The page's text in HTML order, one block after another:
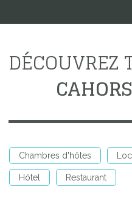
DÉCOUVREZ
Chambres d'hôtes
Hôtel Restaurant